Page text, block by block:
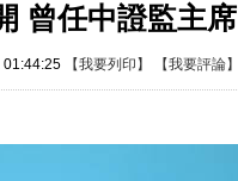
曾任中證監主席
【我要列印】 【我要評論】